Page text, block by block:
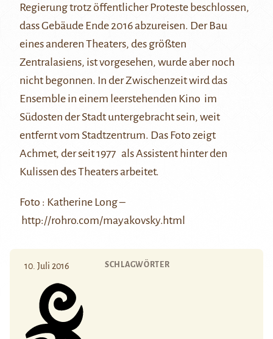
Regierung trotz öffentlicher Proteste beschlossen,
dass Gebäude Ende 2016 abzureisen. Der Bau
eines anderen Theaters, des größten
Zentralasiens, ist vorgesehen, wurde aber noch
nicht begonnen. In der Zwischenzeit wird das
Ensemble in einem leerstehenden Kino im
Südosten der Stadt untergebracht sein, weit
entfernt vom Stadtzentrum. Das Foto zeigt
Achmet, der seit 1977 als Assistent hinter den
Kulissen des Theaters arbeitet.
Foto : Katherine Long –
http://rohro.com/mayakovsky.html
10. Juli 2016 SCHLAGWÖRTER